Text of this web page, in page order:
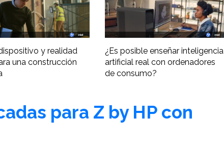
y realidad
una construcción
¿Es posible enseñar inteligencia
artificial real con ordenadores
de consumo?
para Z by HP con